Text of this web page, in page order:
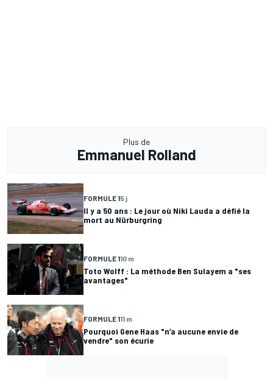
Plus de
Emmanuel Rolland
FORMULE 15 j
Il y a 50 ans : Le jour où Niki Lauda a défié la
mort au Nürburgring
FORMULE 110 m
Toto Wolff : La méthode Ben Sulayem a "ses
avantages"
FORMULE 111 m
Pourquoi Gene Haas "n’a aucune envie de
vendre" son écurie